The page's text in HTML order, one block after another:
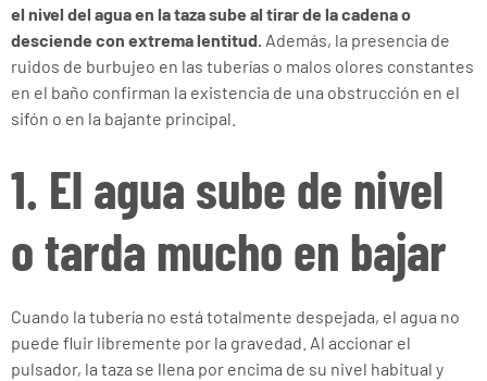
el nivel del agua en la taza sube al tirar de la cadena o
desciende con extrema lentitud. Además, la presencia de
ruidos de burbujeo en las tuberías o malos olores constantes
en el baño confirman la existencia de una obstrucción en el
sifón o en la bajante principal.
1. El agua sube de nivel
o tarda mucho en bajar
Cuando la tubería no está totalmente despejada, el agua no
puede fluir libremente por la gravedad. Al accionar el
pulsador, la taza se llena por encima de su nivel habitual y